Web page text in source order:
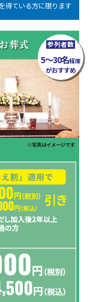
得ている方に限ります
葬式
※写真はイメージです
参列者数
5～30名程度
がおすすめ